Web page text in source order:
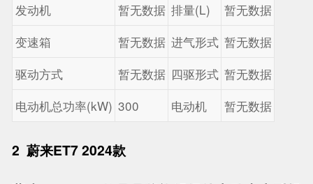
发动机 暂无数据 排量(L)
暂无数据
变速箱
暂无数据 进气形式 暂无数据
驱动方式
暂无数据 四驱形式 暂无数据
电动机总功率(kW) 300 电动机 暂无数据
2 蔚来ET7 2024款